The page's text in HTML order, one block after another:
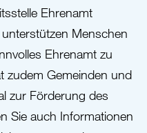
Ehrenamt
Menschen
Ehrenamt zu
zudem Gemeinden und
zur Förderung des
Sie auch Informationen